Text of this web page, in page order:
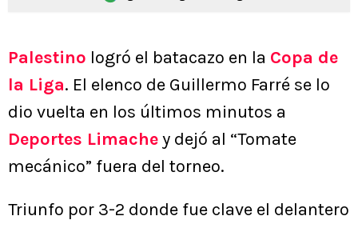
Palestino logró el batacazo en la Copa de
la Liga. El elenco de Guillermo Farré se lo
dio vuelta en los últimos minutos a
Deportes Limachey dejó al “Tomate
mecánico” fuera del torneo.
Triunfo por 3-2 donde fue clave el delantero